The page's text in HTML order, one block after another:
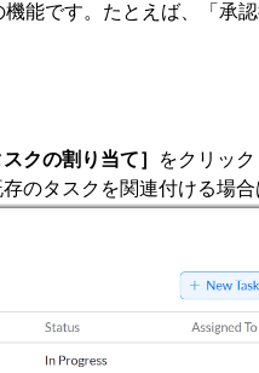
能です。たとえば、「
クの割り当て］
をクリック
のタスクを関連付ける場